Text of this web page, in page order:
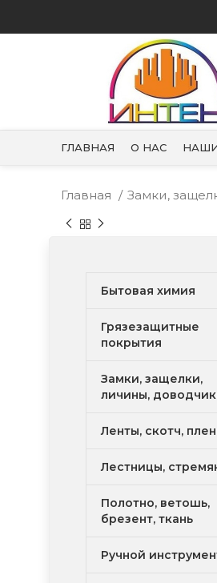
ГЛАВНАЯ О НАС
Главная Замки,
Бытовая химия
Грязезащитные
покрытия
Замки, защелки,
личины,
Ленты, скотч,
Лестницы,
Полотно, ветошь,
брезент, ткань
Ручной